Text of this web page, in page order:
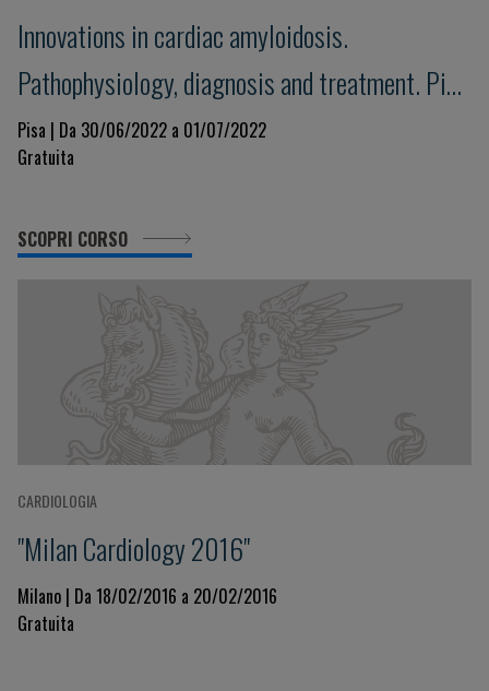
Innovations in cardiac amyloidosis.
Pathophysiology, diagnosis and treatment. Pisa
Amyloid 2022
Pisa | Da 30/06/2022 a 01/07/2022
Gratuita
SCOPRI CORSO
CARDIOLOGIA
"Milan Cardiology 2016"
Milano | Da 18/02/2016 a 20/02/2016
Gratuita